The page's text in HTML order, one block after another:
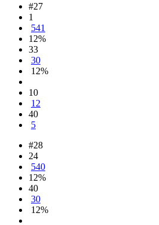
#27
1
541
12%
33
30
12%
10
12
40
5
#28
24
540
12%
40
30
12%